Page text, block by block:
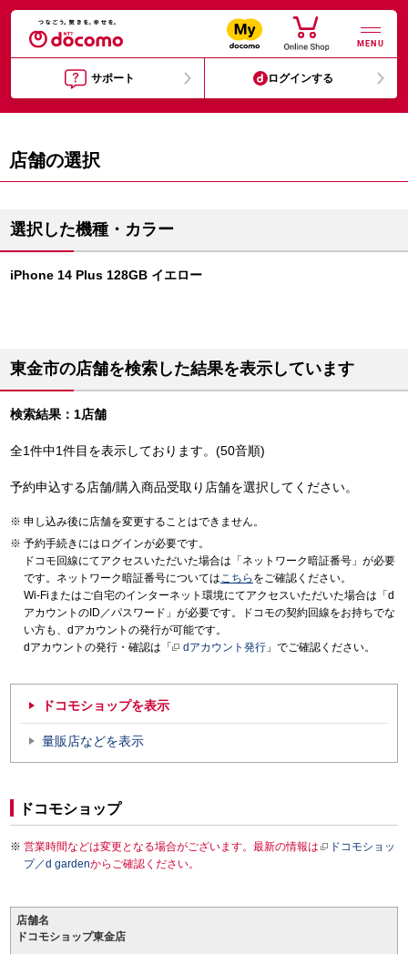
MENU
サポート ログインする
店舗の選択
選択した機種・カラー
iPhone 14 Plus 128GB イエロー
東金市の店舗を検索した結果を表示しています
検索結果：1店舗
全1件中1件目を表示しております。(50音順)
予約申込する店舗/購入商品受取り店舗を選択してください。
申し込み後に店舗を変更することはできません。
予約手続きにはログインが必要です。
ドコモ回線にてアクセスいただいた場合は「ネットワーク暗証番号」が必要
です。ネットワーク暗証番号についてはこちら をご確認ください。
Wi-Fiまたはご自宅のインターネット環境にてアクセスいただいた場合は「d
アカウントのID／パスワード」が必要です。ドコモの契約回線をお持ちでな
い方も、dアカウントの発行が可能です。
dアカウントの発行・確認は「
dアカウント発行 」でご確認ください。
ドコモショップを表示
量販店などを表示
ドコモショップ
営業時間などは変更となる場合がございます。最新の情報は
ドコモショッ
プ／d gardenからご確認ください。
店舗名
ドコモショップ東金店